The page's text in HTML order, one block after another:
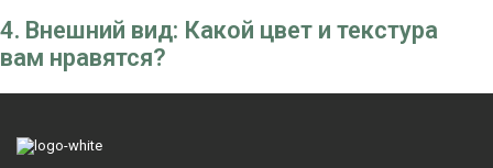
4. Внешний вид: Какой цвет и текстура
вам нравятся?